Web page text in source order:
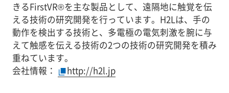
きるFirstVR®を主な製品として、遠隔地に触覚を伝
える技術の研究開発を行っています。H2Lは、手の
動作を検出する技術と、多電極の電気刺激を腕に与
えて触感を伝える技術の2つの技術の研究開発を積み
重ねています。
会社情報：
http://h2l.jp